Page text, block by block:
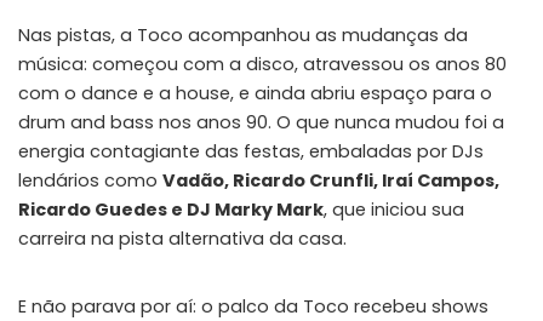
Nas pistas, a Toco acompanhou as mudanças da
música: começou com a disco, atravessou os anos 80
com o dance e a house, e ainda abriu espaço para o
drum and bass nos anos 90. O que nunca mudou foi a
energia contagiante das festas, embaladas por DJs
lendários como Vadão, Ricardo Crunfli, Iraí Campos,
Ricardo Guedes e DJ Marky Mark, que iniciou sua
carreira na pista alternativa da casa.
E não parava por aí: o palco da Toco recebeu shows